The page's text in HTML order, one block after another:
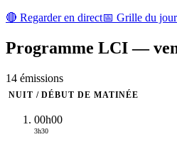
🔴 Regarder en direct📅 Grille du jour
Programme LCI—
14 émissions
NUIT / DÉBUT DE MATINÉE
00h00
3h30